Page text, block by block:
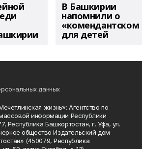
В Башкирии
напомнили о
«комендантском
для детей
данных
жизнь»: Агентство по
информации Республики
Республика Башкортостан, г. Уфа, ул.
общество Издательский дом
(450079, Республика